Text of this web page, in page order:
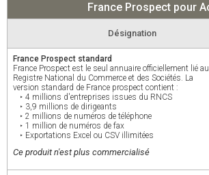
France Prospect pour
Désignation
France Prospect standard
France Prospect est le seul annuaire officiellement lié au
Registre National du Commerce et des Sociétés. La
version standard de France prospect contient :
‣ 4 millions d'entreprises issues du RNCS
‣ 3,9 millions de dirigeants
‣ 2 millions de numéros de téléphone
‣ 1 million de numéros de fax
‣ Exportations Excel ou CSV illimitées
Ce produit n'est plus commercialisé